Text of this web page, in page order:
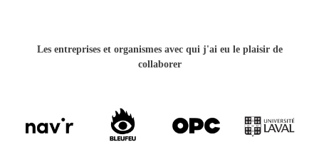
Les entreprises et organismes avec qui j'ai eu le plaisir de
collaborer